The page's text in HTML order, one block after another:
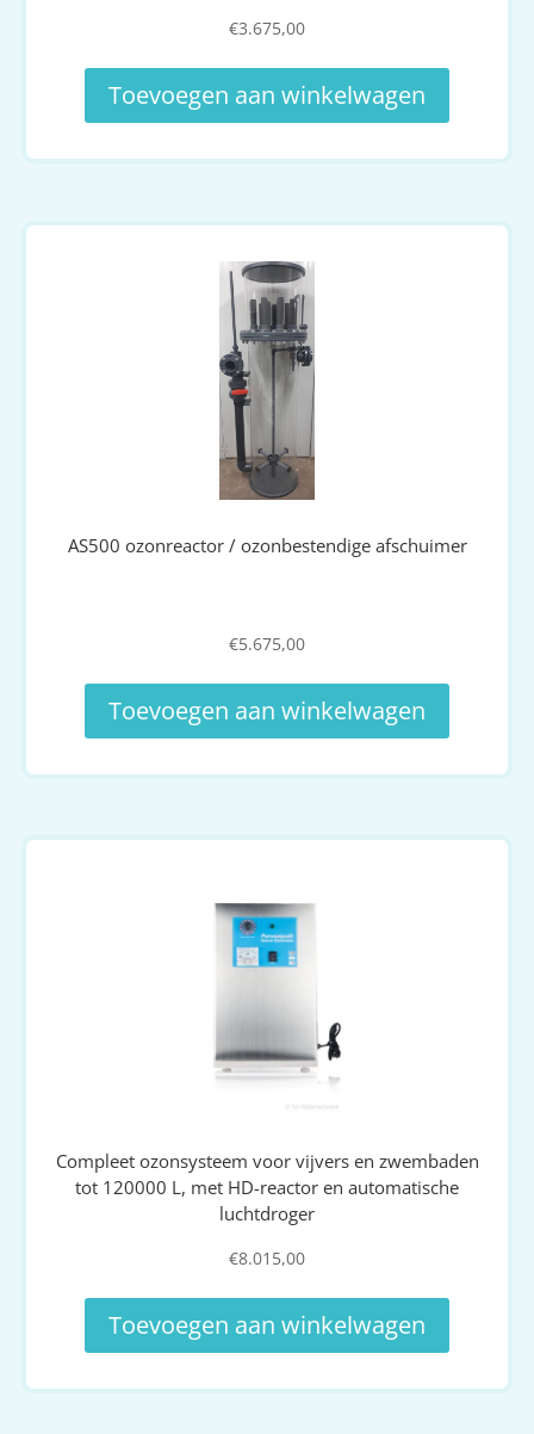
€3.675,00
Toevoegen aan winkelwagen
AS500 ozonreactor / ozonbestendige afschuimer
€5.675,00
Toevoegen aan winkelwagen
Compleet ozonsysteem voor vijvers en zwembaden
tot 120000 L, met HD-reactor en automatische
luchtdroger
€8.015,00
Toevoegen aan winkelwagen